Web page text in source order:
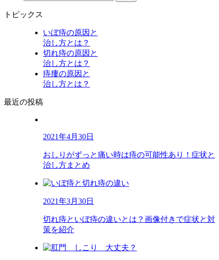
トピックス
いぼ痔の原因と
治し方とは？
切れ痔の原因と
治し方とは？
痔瘻の原因と
治し方とは？
最近の投稿
2021年4月30日
おしりがずっと痛い時は痔の可能性あり！症状と
治し方まとめ
2021年3月30日
切れ痔といぼ痔の違いとは？画像付きで症状と対
策を紹介